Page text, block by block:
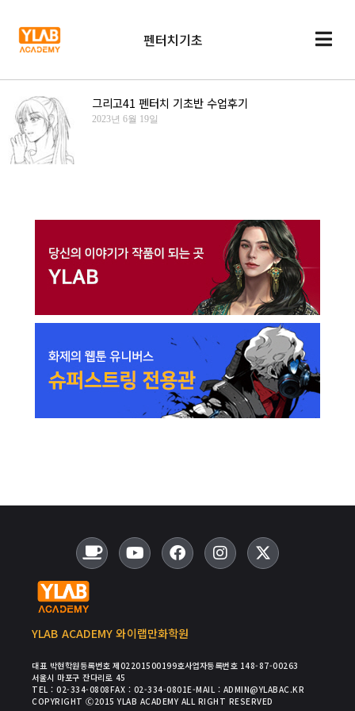
펜터치기초
그리고41 펜터치 기초반 수업후기
2023년 6월 19일
YLAB ACADEMY 와이랩만화학원
대표 박현학원등록번호 제02201500199호사업자등록번호 148-87-00263
서울시 마포구 잔다리로 45
TEL : 02-334-0808FAX : 02-334-0801E-MAIL : ADMIN@YLABAC.KR
COPYRIGHT Ⓒ2015 YLAB ACADEMY ALL RIGHT RESERVED